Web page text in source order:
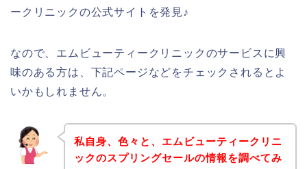
ークリニックの公式サイトを発見♪
なので、エムビューティークリニックのサービスに興
味のある方は、下記ページなどをチェックされるとよ
いかもしれません。
私自身、色々と、エムビューティークリニ
ックのスプリングセールの情報を調べてみ